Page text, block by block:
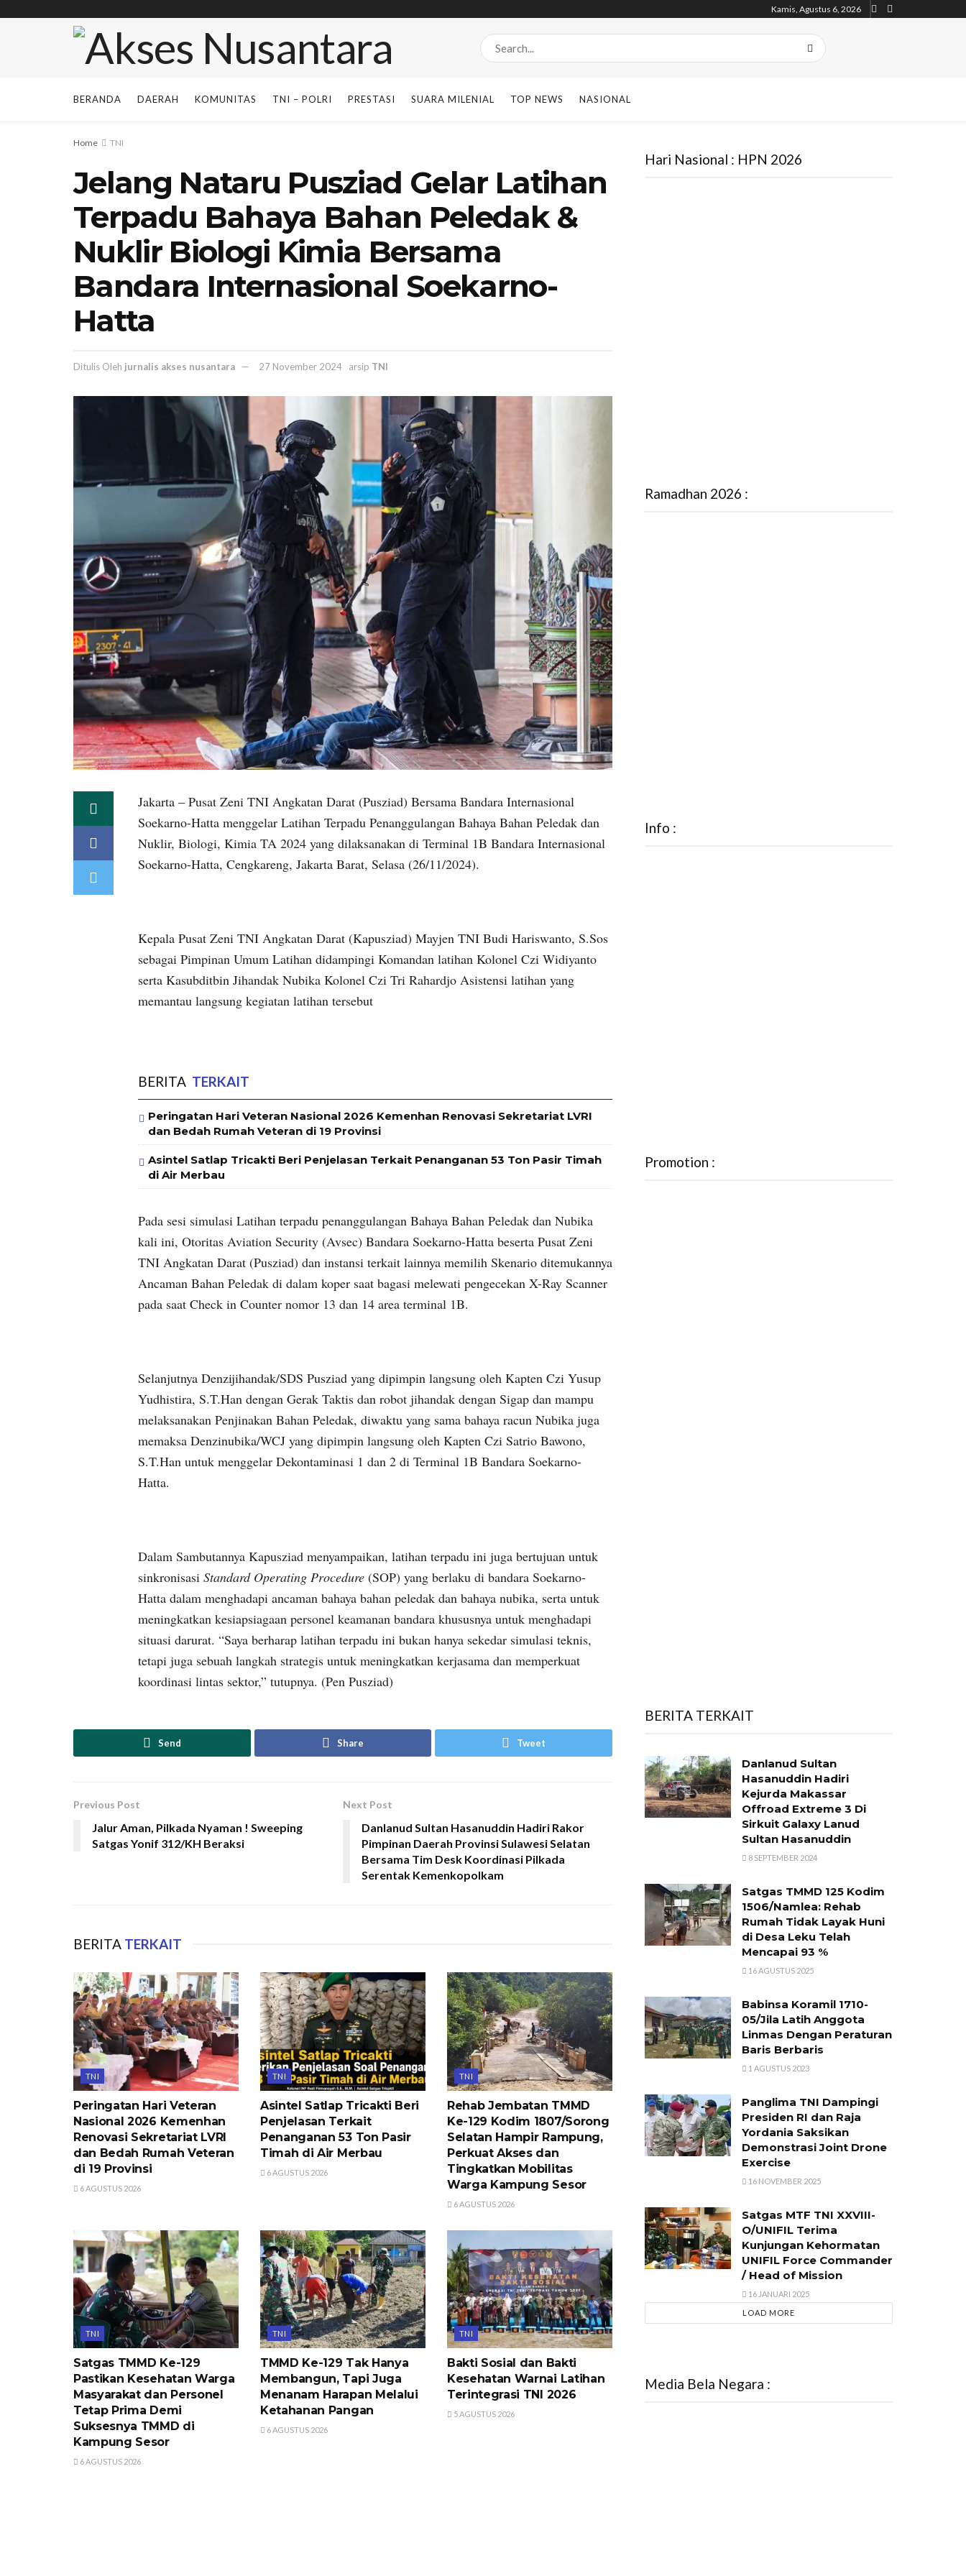
Kamis, Agustus 6, 2026
BERANDA DAERAH KOMUNITAS TNI – POLRI PRESTASI SUARA MILENIAL TOP NEWS NASIONAL
Home TNI
Jelang Nataru Pusziad Gelar Latihan
Terpadu Bahaya Bahan Peledak &
Nuklir Biologi Kimia Bersama
Bandara Internasional Soekarno-
Hatta
Ditulis Oleh jurnalis akses nusantara 27 November 2024 arsip TNI
Jakarta – Pusat Zeni TNI Angkatan Darat (Pusziad) Bersama Bandara Internasional
Soekarno-Hatta menggelar Latihan Terpadu Penanggulangan Bahaya Bahan Peledak dan
Nuklir, Biologi, Kimia TA 2024 yang dilaksanakan di Terminal 1B Bandara Internasional
Soekarno-Hatta, Cengkareng, Jakarta Barat, Selasa (26/11/2024).
Kepala Pusat Zeni TNI Angkatan Darat (Kapusziad) Mayjen TNI Budi Hariswanto, S.Sos
sebagai Pimpinan Umum Latihan didampingi Komandan latihan Kolonel Czi Widiyanto
serta Kasubditbin Jihandak Nubika Kolonel Czi Tri Rahardjo Asistensi latihan yang
memantau langsung kegiatan latihan tersebut
BERITA TERKAIT
Peringatan Hari Veteran Nasional 2026 Kemenhan Renovasi Sekretariat LVRI
dan Bedah Rumah Veteran di 19 Provinsi
Asintel Satlap Tricakti Beri Penjelasan Terkait Penanganan 53 Ton Pasir Timah
di Air Merbau
Pada sesi simulasi Latihan terpadu penanggulangan Bahaya Bahan Peledak dan Nubika
kali ini, Otoritas Aviation Security (Avsec) Bandara Soekarno-Hatta beserta Pusat Zeni
TNI Angkatan Darat (Pusziad) dan instansi terkait lainnya memilih Skenario ditemukannya
Ancaman Bahan Peledak di dalam koper saat bagasi melewati pengecekan X-Ray Scanner
pada saat Check in Counter nomor 13 dan 14 area terminal 1B.
Selanjutnya Denzijihandak/SDS Pusziad yang dipimpin langsung oleh Kapten Czi Yusup
Yudhistira, S.T.Han dengan Gerak Taktis dan robot jihandak dengan Sigap dan mampu
melaksanakan Penjinakan Bahan Peledak, diwaktu yang sama bahaya racun Nubika juga
memaksa Denzinubika/WCJ yang dipimpin langsung oleh Kapten Czi Satrio Bawono,
S.T.Han untuk menggelar Dekontaminasi 1 dan 2 di Terminal 1B Bandara Soekarno-
Hatta.
Dalam Sambutannya Kapusziad menyampaikan, latihan terpadu ini juga bertujuan untuk
sinkronisasi Standard Operating Procedure (SOP) yang berlaku di bandara Soekarno-
Hatta dalam menghadapi ancaman bahaya bahan peledak dan bahaya nubika, serta untuk
meningkatkan kesiapsiagaan personel keamanan bandara khususnya untuk menghadapi
situasi darurat. “Saya berharap latihan terpadu ini bukan hanya sekedar simulasi teknis,
tetapi juga sebuah langkah strategis untuk meningkatkan kerjasama dan memperkuat
koordinasi lintas sektor,” tutupnya. (Pen Pusziad)
Send Share Tweet
Previous Post
Jalur Aman, Pilkada Nyaman ! Sweeping
Satgas Yonif 312/KH Beraksi
Next Post
Danlanud Sultan Hasanuddin Hadiri Rakor
Pimpinan Daerah Provinsi Sulawesi Selatan
Bersama Tim Desk Koordinasi Pilkada
Serentak Kemenkopolkam
BERITA TERKAIT
TNI
Peringatan Hari Veteran
Nasional 2026 Kemenhan
Renovasi Sekretariat LVRI
dan Bedah Rumah Veteran
di 19 Provinsi
6 AGUSTUS 2026
TNI
Asintel Satlap Tricakti Beri
Penjelasan Terkait
Penanganan 53 Ton Pasir
Timah di Air Merbau
6 AGUSTUS 2026
TNI
Rehab Jembatan TMMD
Ke-129 Kodim 1807/Sorong
Selatan Hampir Rampung,
Perkuat Akses dan
Tingkatkan Mobilitas
Warga Kampung Sesor
6 AGUSTUS 2026
TNI
Satgas TMMD Ke-129
Pastikan Kesehatan Warga
Masyarakat dan Personel
Tetap Prima Demi
Suksesnya TMMD di
Kampung Sesor
6 AGUSTUS 2026
TNI
TMMD Ke-129 Tak Hanya
Membangun, Tapi Juga
Menanam Harapan Melalui
Ketahanan Pangan
6 AGUSTUS 2026
TNI
Bakti Sosial dan Bakti
Kesehatan Warnai Latihan
Terintegrasi TNI 2026
5 AGUSTUS 2026
Hari Nasional : HPN 2026
Ramadhan 2026 :
Info :
Promotion :
BERITA TERKAIT
Danlanud Sultan
Hasanuddin Hadiri
Kejurda Makassar
Offroad Extreme 3 Di
Sirkuit Galaxy Lanud
Sultan Hasanuddin
8 SEPTEMBER 2024
Satgas TMMD 125 Kodim
1506/Namlea: Rehab
Rumah Tidak Layak Huni
di Desa Leku Telah
Mencapai 93 %
16 AGUSTUS 2025
Babinsa Koramil 1710-
05/Jila Latih Anggota
Linmas Dengan Peraturan
Baris Berbaris
1 AGUSTUS 2023
Panglima TNI Dampingi
Presiden RI dan Raja
Yordania Saksikan
Demonstrasi Joint Drone
Exercise
16 NOVEMBER 2025
Satgas MTF TNI XXVIII-
O/UNIFIL Terima
Kunjungan Kehormatan
UNIFIL Force Commander
/ Head of Mission
16 JANUARI 2025
LOAD MORE
Media Bela Negara :